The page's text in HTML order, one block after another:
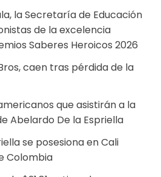
la Secretaría de Educación
de la excelencia
Saberes Heroicos 2026
caen tras pérdida de la
que asistirán a la
Abelardo De la Espriella
se posesiona en Cali
Colombia